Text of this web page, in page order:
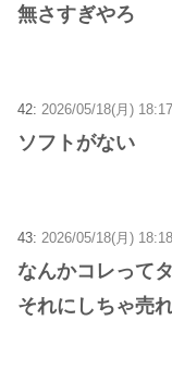
無さすぎやろ
42: 2026/05/18(月)
ソフトがない
43: 2026/05/18(月)
なんかコレって
それにしちゃ売